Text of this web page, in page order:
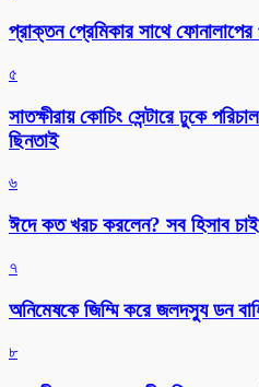
প্রাক্তন প্রেমিকার সাথে
৫
সাতক্ষীরায় কোচিং সেন্টারে ঢুকে
ছিনতাই
৬
ঈদে কত খরচ করলেন? সব হিসাব
৭
অনিমেষকে জিম্মি করে জলদস্যু ডন
৮